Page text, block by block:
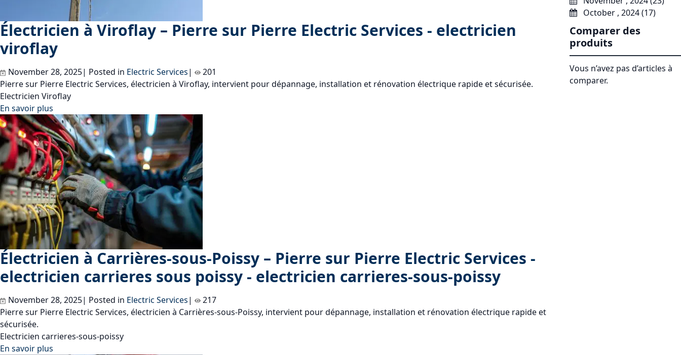
October , 2024 (17)
Électricien à Viroflay – Pierre sur Pierre Electric Services - electricien
viroflay
November 28, 2025| Posted in Electric Services|
201
Pierre sur Pierre Electric Services, électricien à Viroflay, intervient pour dépannage, installation et rénovation électrique rapide et sécurisée.
Electricien Viroflay
En savoir plus
Électricien à Carrières-sous-Poissy – Pierre sur Pierre Electric Services -
electricien carrieres sous poissy - electricien carrieres-sous-poissy
November 28, 2025| Posted in Electric Services|
217
Pierre sur Pierre Electric Services, électricien à Carrières-sous-Poissy, intervient pour dépannage, installation et rénovation électrique rapide et
sécurisée.
Electricien carrieres-sous-poissy
En savoir plus
Comparer des
produits
Vous n’avez pas d’articles à
comparer.